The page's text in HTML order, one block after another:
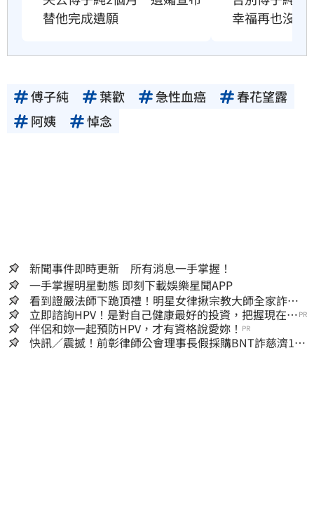
替他完成遺願
幸福再也沒有
傅子純 葉歡 急性血癌
春花望露
阿姨
悼念
新聞事件即時更新 所有消息一手掌握！
一手掌握明星動態 即刻下載娛樂星聞APP
看到證嚴法師下跪頂禮！明星女律揪宗教大師全家詐慈
濟…全家爽睡黃金堆
立即諮詢HPV！是對自己健康最好的投資，把握現在不
嫌晚！
PR
伴侶和妳一起預防HPV，才有資格說愛妳！ PR
快訊／震撼！前彰律師公會理事長假採購BNT詐慈濟10